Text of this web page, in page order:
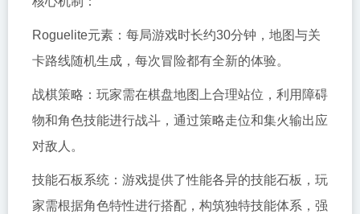
Roguelite元素：每局游戏时长约30分钟，地图与关
卡路线随机生成，每次冒险都有全新的体验。
战棋策略：玩家需在棋盘地图上合理站位，利用障碍
物和角色技能进行战斗，通过策略走位和集火输出应
对敌人。
技能石板系统：游戏提供了性能各异的技能石板，玩
家需根据角色特性进行搭配，构筑独特技能体系，强